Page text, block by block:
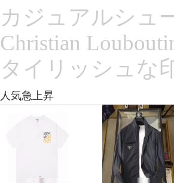
カジュアルシュ
Christian
タイリッシュな
人気急上昇